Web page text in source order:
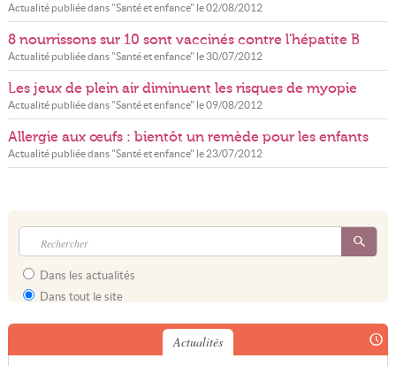
Actualité publiée dans "Santé et enfance" le02/08/2012
8 nourrissons sur 10 sont vaccinés contre l'hépatite B
Actualité publiée dans "Santé et enfance" le 30/07/2012
Les jeux de plein air diminuent les risques de myopie
Actualité publiée dans "Santé et enfance" le09/08/2012
Allergie aux œufs : bientôt un remède pour les enfants
Actualité publiée dans "Santé et enfance" le 23/07/2012
Dans les actualités
Dans tout le site
Actualités